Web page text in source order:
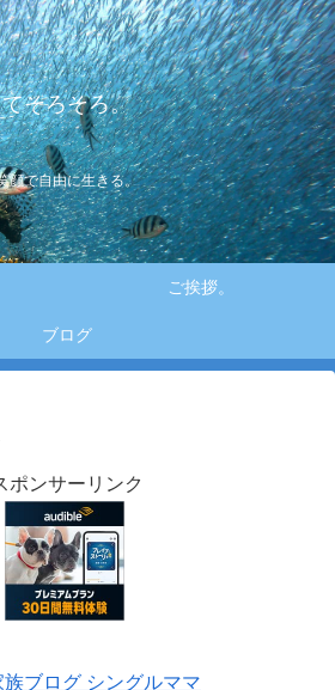
てそろそろ。
顔で自由に生きる。
ご挨拶。
ブログ
ポンサーリンク